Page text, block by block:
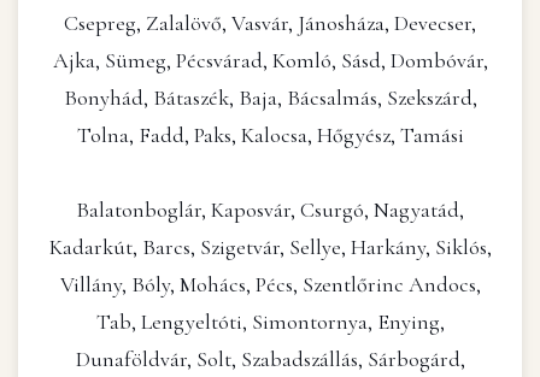
Csepreg, Zalalövő, Vasvár, Jánosháza, Devecser,
Ajka, Sümeg, Pécsvárad, Komló, Sásd, Dombóvár,
Bonyhád, Bátaszék, Baja, Bácsalmás, Szekszárd,
Tolna, Fadd, Paks, Kalocsa, Hőgyész, Tamási
Balatonboglár, Kaposvár, Csurgó, Nagyatád,
Kadarkút, Barcs, Szigetvár, Sellye, Harkány, Siklós,
Villány, Bóly, Mohács, Pécs, Szentlőrinc Andocs,
Tab, Lengyeltóti, Simontornya, Enying,
Dunaföldvár, Solt, Szabadszállás, Sárbogárd,